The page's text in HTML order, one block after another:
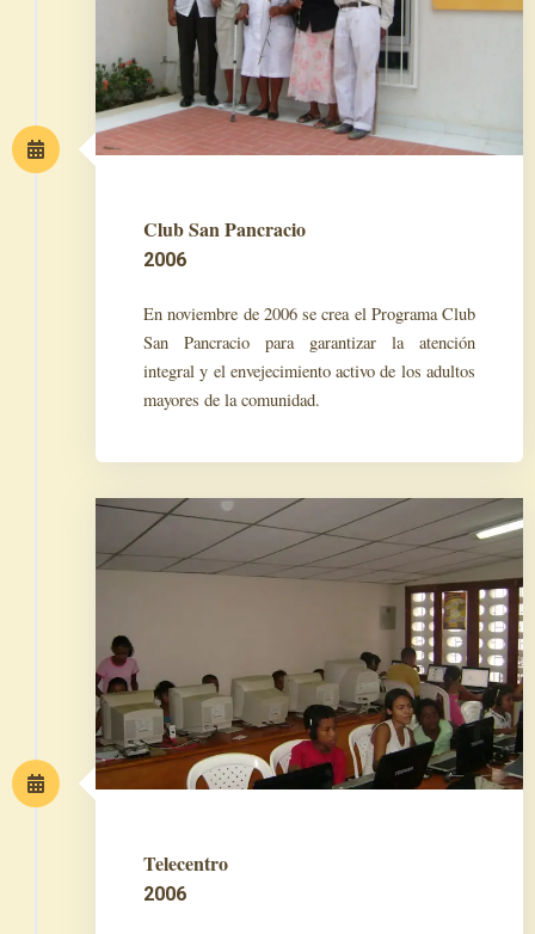
Club San Pancracio
2006
En noviembre de 2006 se crea el Programa Club
San Pancracio para garantizar la atención
integral y el envejecimiento activo de los adultos
mayores de la comunidad.
Telecentro
2006